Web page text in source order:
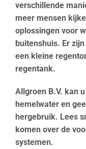
verschillende
meer mensen
oplossingen voor
buitenshuis. Er
een kleine
regentank.
Allgroen B.V. kan
hemelwater en
hergebruik. Lees
komen over de
systemen.